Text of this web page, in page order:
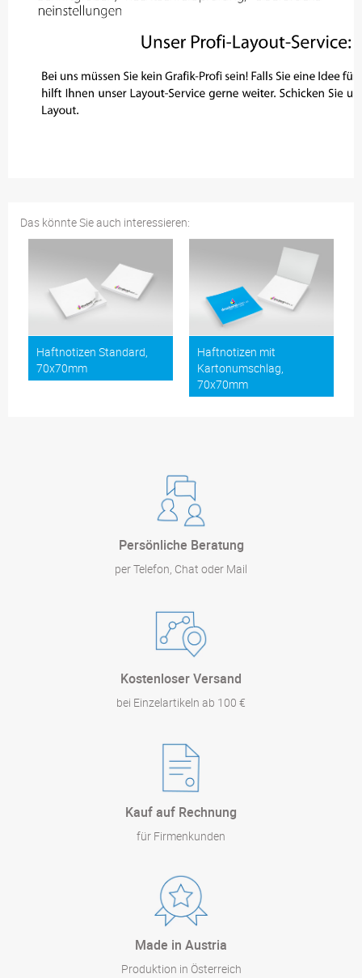
Das könnte Sie auch interessieren:
Haftnotizen Standard,
70x70mm
Haftnotizen mit
Kartonumschlag,
70x70mm
Persönliche Beratung
per Telefon, Chat oder Mail
Kostenloser Versand
bei Einzelartikeln ab 100 €
Kauf auf Rechnung
für Firmenkunden
Made in Austria
Produktion in Österreich